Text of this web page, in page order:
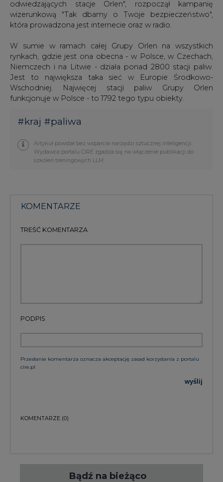
odwiedzających stacje Orlen", rozpoczął kampanię
wizerunkową "Tak dbamy o Twoje bezpieczeństwo",
która prowadzona jest internecie oraz w radio.
W sumie w ramach całej Grupy Orlen na wszystkich
rynkach, gdzie jest ona obecna - w Polsce, w Czechach,
Niemczech i na Litwie - działa ponad 2800 stacji paliw.
Jest to największa taka sieć w Europie Środkowo-
Wschodniej. Najwięcej stacji paliw Grupy Orlen
funkcjonuje w Polsce - to 1792 tego typu obiekty.
#kraj #paliwa
Artykuł powstał bez wsparcia narzędzi sztucznej inteligencji.
Wydawca portalu CIRE zgadza się na włączenie publikacji do
szkoleń treningowych LLM.
KOMENTARZE
TREŚĆ KOMENTARZA
PODPIS
Przesłanie komentarza oznacza akceptację zasad korzystania z portalu
cire.pl
wyślij
KOMENTARZE (0)
Bądź na bieżąco